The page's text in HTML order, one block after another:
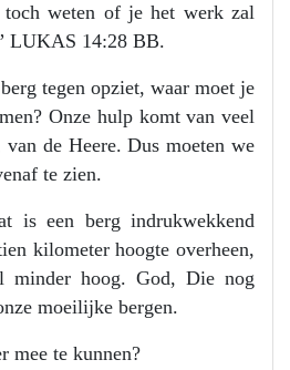
toch weten of je het werk zal
LUKAS 14:28 BB.
tegen opziet, waar moet je
Onze hulp komt van veel
van de Heere. Dus moeten we
te zien.
is een berg indrukwekkend
kilometer hoogte overheen,
minder hoog. God, Die nog
moeilijke bergen.
mee te kunnen?